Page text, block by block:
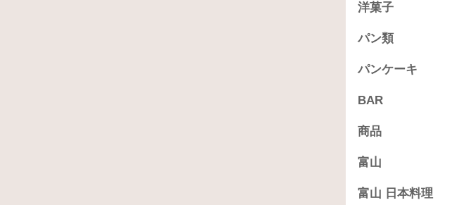
洋菓子
パン類
パンケーキ
BAR
商品
富山
富山 日本料理